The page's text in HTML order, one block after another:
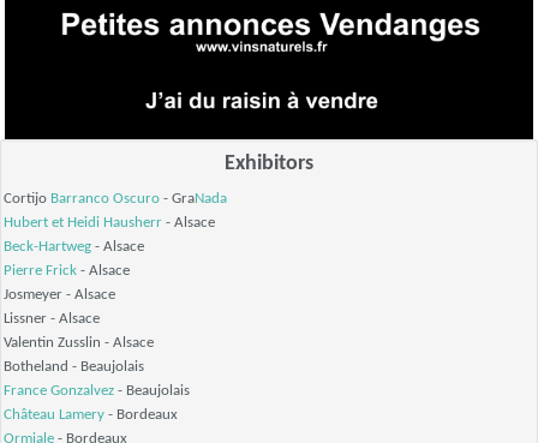
Exhibitors
Cortijo Barranco Oscuro - GraNada
Hubert et Heidi Hausherr - Alsace
Beck-Hartweg - Alsace
Pierre Frick - Alsace
Josmeyer - Alsace
Lissner - Alsace
Valentin Zusslin - Alsace
Botheland - Beaujolais
France Gonzalvez - Beaujolais
Château Lamery - Bordeaux
Ormiale - Bordeaux